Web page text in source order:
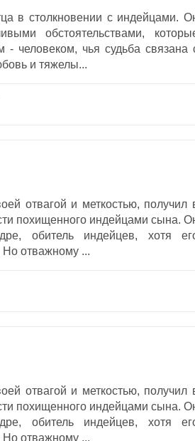
в столкновении с индейцами.
обстоятельствами,
- человеком, чья судьба связана
и тяжелы...
отвагой и меткостью, получил
похищенного индейцами сына.
обитель индейцев, хотя
Но отважному ...
отвагой и меткостью, получил
похищенного индейцами сына.
обитель индейцев, хотя
Но отважному ...